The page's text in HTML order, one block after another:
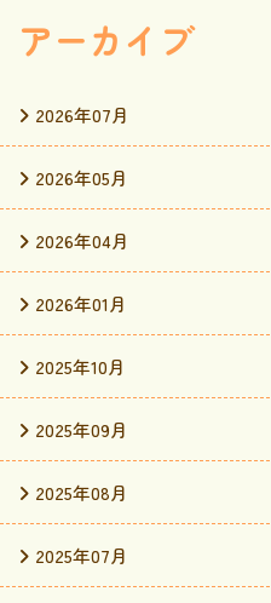
アーカイブ
2026年07月
2026年05月
2026年04月
2026年01月
2025年10月
2025年09月
2025年08月
2025年07月